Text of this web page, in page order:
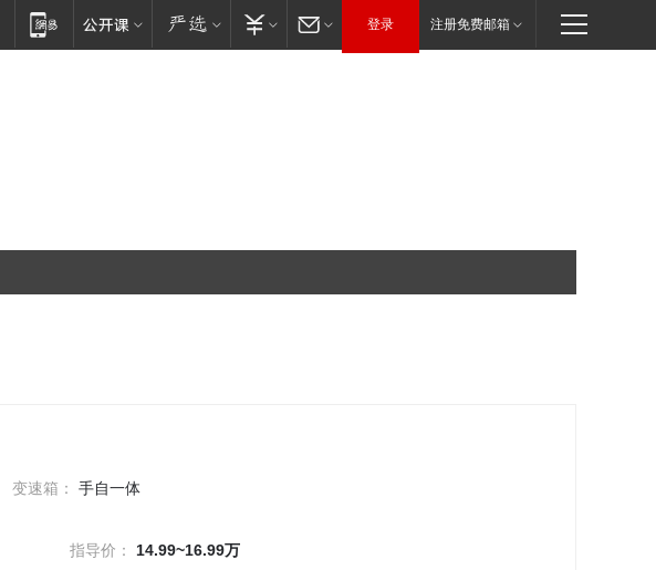
登录 注册免费邮箱
变速箱：
手自一体
指导价： 14.99~16.99万